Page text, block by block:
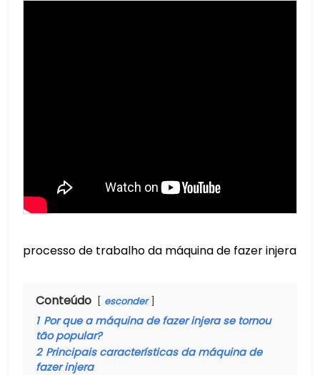
processo de trabalho da máquina de fazer injera
Conteúdo esconder
1 Por que a máquina de fazer injera se tornou
tão popular?
2 Principais características da máquina de
fazer injera